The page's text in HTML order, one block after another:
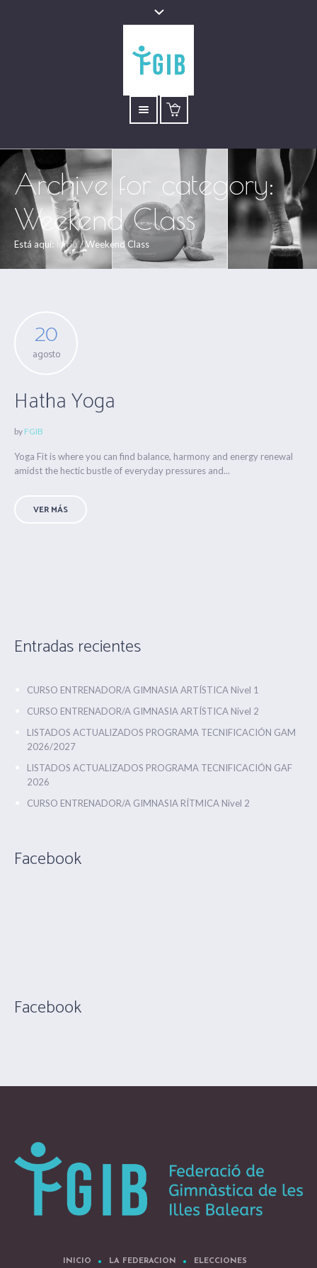
Archive for category:
Weekend Class
Está aquí: Inicio/Weekend Class
20
agosto
Hatha Yoga
by FGIB
Yoga Fit is where you can find balance, harmony and energy renewal
amidst the hectic bustle of everyday pressures and...
VER MÁS
Entradas recientes
CURSO ENTRENADOR/A GIMNASIA ARTÍSTICA Nivel 1
CURSO ENTRENADOR/A GIMNASIA ARTÍSTICA Nivel 2
LISTADOS ACTUALIZADOS PROGRAMA TECNIFICACIÓN GAM
2026/2027
LISTADOS ACTUALIZADOS PROGRAMA TECNIFICACIÓN GAF
2026
CURSO ENTRENADOR/A GIMNASIA RÍTMICA Nivel 2
Facebook
Facebook
INICIO LA FEDERACION ELECCIONES